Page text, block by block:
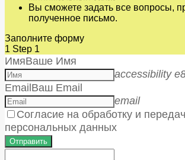
Вы сможете задать все вопросы,
полученное письмо.
Заполните форму
1 Step 1
ИмяВаше Имя
accessibility
EmailВаш Email
email
Согласие на обработку и
персональных данных
Отправить